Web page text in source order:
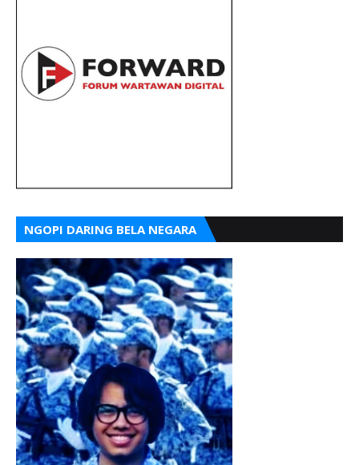
NGOPI DARING BELA NEGARA